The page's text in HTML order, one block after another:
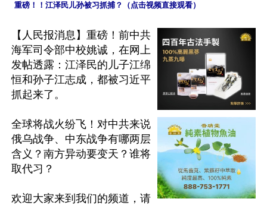
重磅！！江泽民儿孙被习抓捕？（点击视频直接观看）
【人民报消息】重磅！前中共
海军司令部中校姚诚，在网上
发帖透露：江泽民的儿子江绵
恒和孙子江志成，都被习近平
抓起来了。
全球将战火纷飞！对中共来说
俄乌战争、中东战争有哪两层
含义？南方异动要变天？谁将
取代习？
欢迎大家来到我们的频道，请